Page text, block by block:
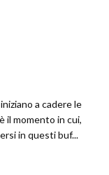
a cadere le
il momento in cui,
in questi buf...